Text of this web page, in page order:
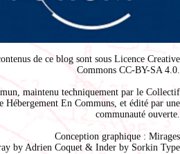
de ce blog sont sous Licence Creative
Commons CC-BY-SA 4.0.
maintenu techniquement par le Collectif
Hébergement En Communs, et édité par une
communauté ouverte.
Conception graphique : Mirages
by Adrien Coquet & Inder by Sorkin Type